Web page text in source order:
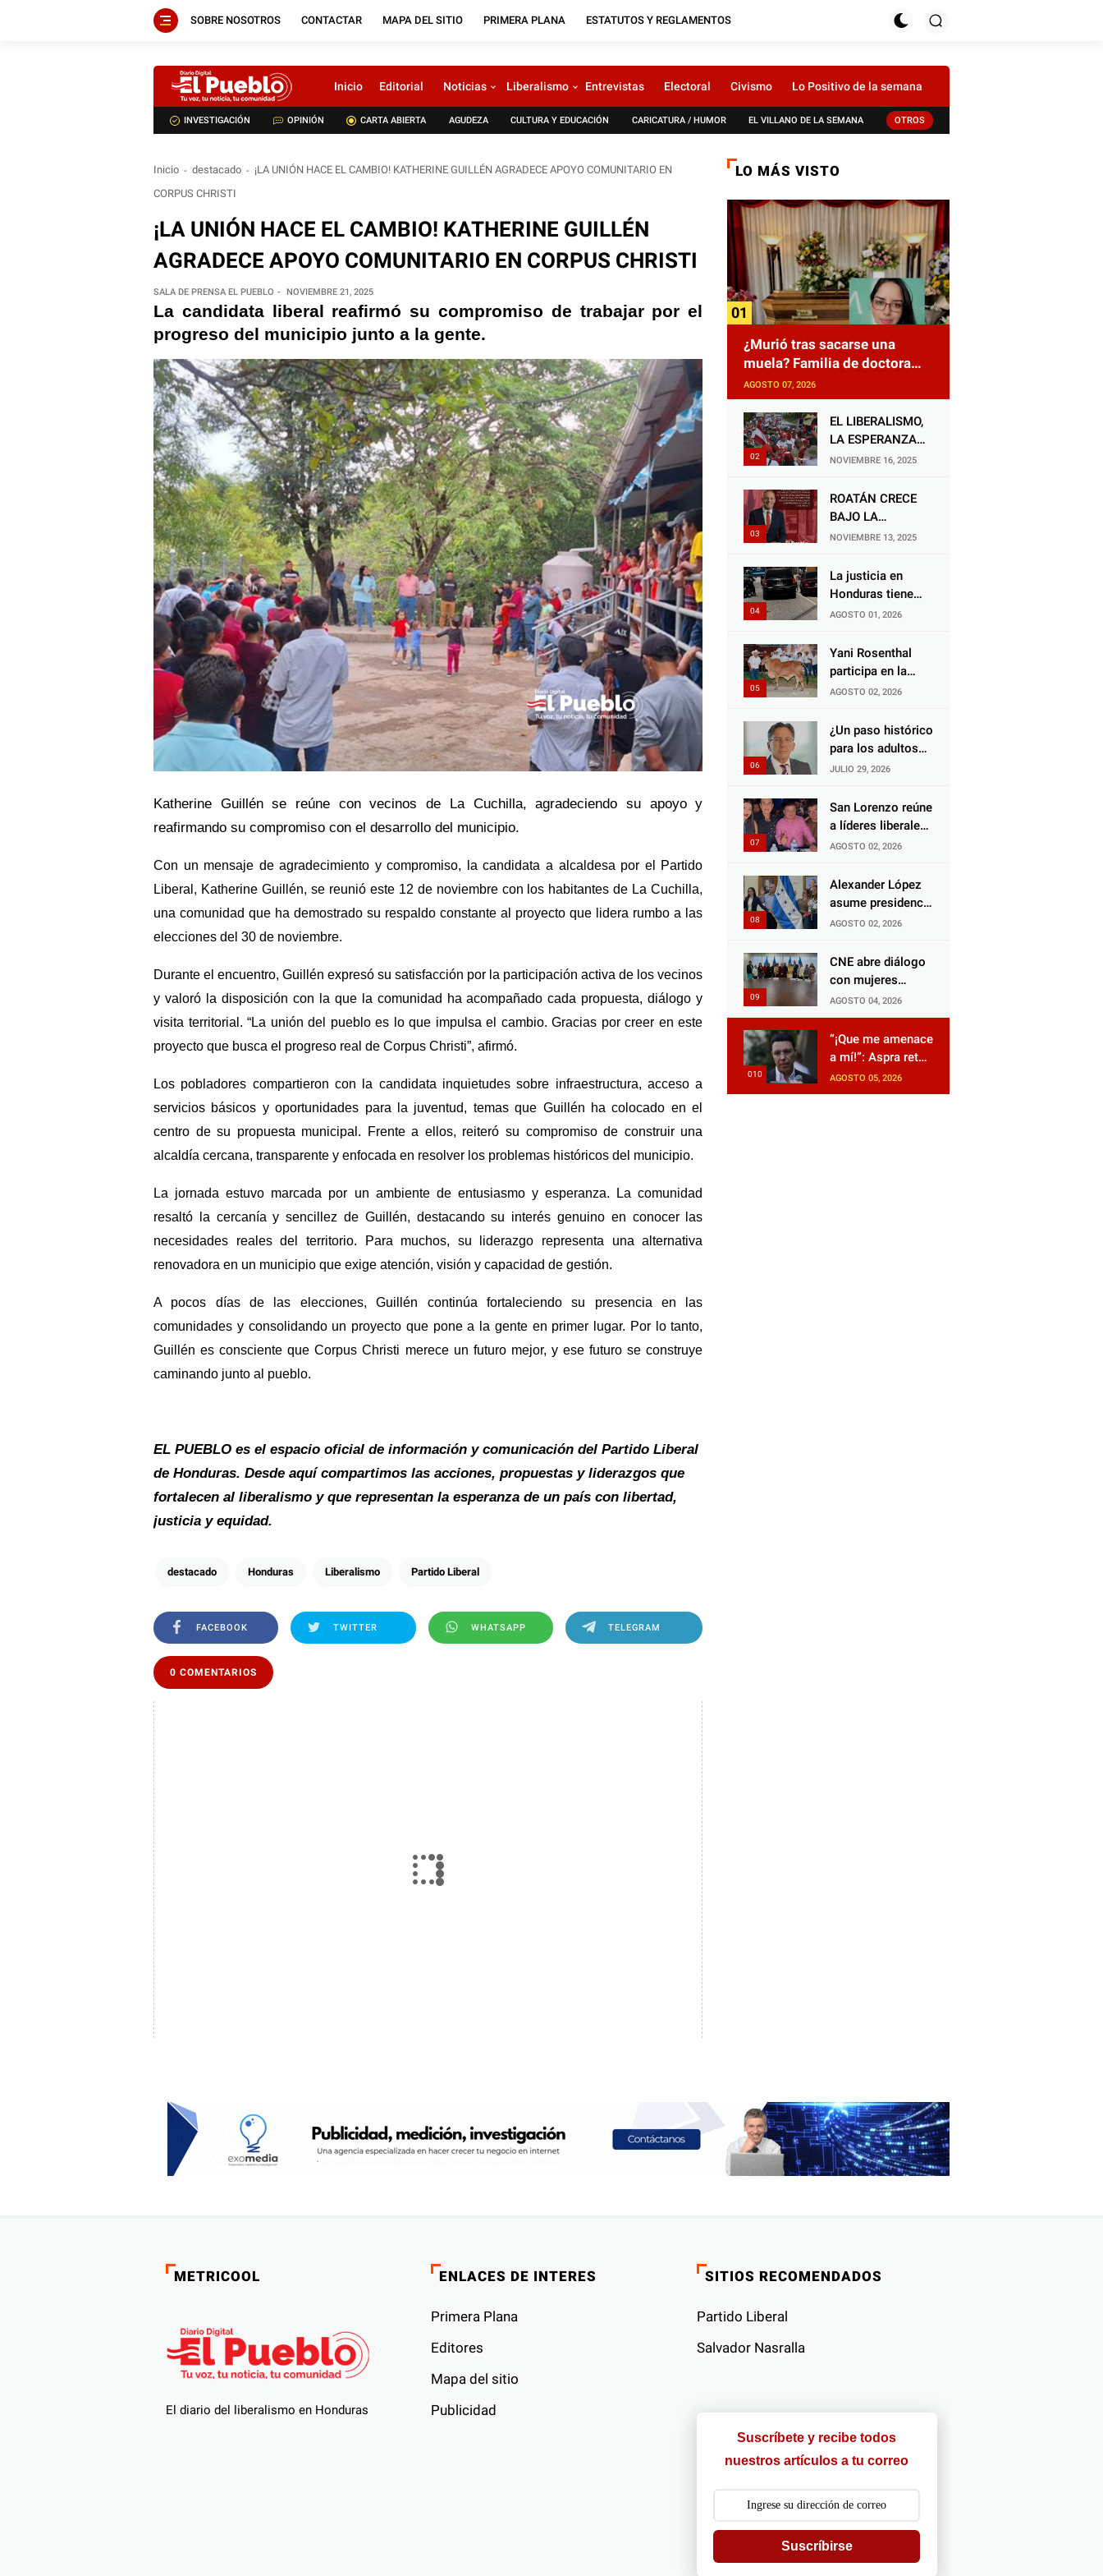
SOBRE NOSOTROS CONTACTAR MAPA DEL SITIO PRIMERA PLANA ESTATUTOS Y REGLAMENTOS
Inicio Editorial Noticias Liberalismo Entrevistas Electoral Civismo Lo Positivo de la semana
INVESTIGACIÓN OPINIÓN CARTA ABIERTA AGUDEZA CULTURA Y EDUCACIÓN CARICATURA / HUMOR EL VILLANO DE LA SEMANA OTROS
Inicio destacado
¡LA UNIÓN HACE EL CAMBIO! KATHERINE GUILLÉN AGRADECE APOYO COMUNITARIO EN
CORPUS CHRISTI
¡LA UNIÓN HACE EL CAMBIO! KATHERINE GUILLÉN
AGRADECE APOYO COMUNITARIO EN CORPUS CHRISTI
SALA DE PRENSA EL PUEBLO NOVIEMBRE 21, 2025
La candidata liberal reafirmó su compromiso de trabajar por el
progreso del municipio junto a la gente.
Katherine Guillén se reúne con vecinos de La Cuchilla, agradeciendo su apoyo y
reafirmando su compromiso con el desarrollo del municipio.
Con un mensaje de agradecimiento y compromiso, la candidata a alcaldesa por el Partido
Liberal, Katherine Guillén, se reunió este 12 de noviembre con los habitantes de La Cuchilla,
una comunidad que ha demostrado su respaldo constante al proyecto que lidera rumbo a las
elecciones del 30 de noviembre.
Durante el encuentro, Guillén expresó su satisfacción por la participación activa de los vecinos
y valoró la disposición con la que la comunidad ha acompañado cada propuesta, diálogo y
visita territorial. “La unión del pueblo es lo que impulsa el cambio. Gracias por creer en este
proyecto que busca el progreso real de Corpus Christi”, afirmó.
Los pobladores compartieron con la candidata inquietudes sobre infraestructura, acceso a
servicios básicos y oportunidades para la juventud, temas que Guillén ha colocado en el
centro de su propuesta municipal. Frente a ellos, reiteró su compromiso de construir una
alcaldía cercana, transparente y enfocada en resolver los problemas históricos del municipio.
La jornada estuvo marcada por un ambiente de entusiasmo y esperanza. La comunidad
resaltó la cercanía y sencillez de Guillén, destacando su interés genuino en conocer las
necesidades reales del territorio. Para muchos, su liderazgo representa una alternativa
renovadora en un municipio que exige atención, visión y capacidad de gestión.
A pocos días de las elecciones, Guillén continúa fortaleciendo su presencia en las
comunidades y consolidando un proyecto que pone a la gente en primer lugar. Por lo tanto,
Guillén es consciente que Corpus Christi merece un futuro mejor, y ese futuro se construye
caminando junto al pueblo.
EL PUEBLO es el espacio oficial de información y comunicación del Partido Liberal
de Honduras. Desde aquí compartimos las acciones, propuestas y liderazgos que
fortalecen al liberalismo y que representan la esperanza de un país con libertad,
justicia y equidad.
destacado Honduras Liberalismo Partido Liberal
FACEBOOK TWITTER WHATSAPP TELEGRAM
0 COMENTARIOS
LO MÁS VISTO
¿Murió tras sacarse una
muela? Familia de doctora
exige justicia por presunta
mala práctica odontológica
AGOSTO 07, 2026
EL LIBERALISMO,
LA ESPERANZA
QUE RENACE
NOVIEMBRE 16, 2025
ROATÁN CRECE
BAJO LA
ALCALDÍA DE RON
GESTOR ALIADO
DE LA
NOVIEMBRE 13, 2025
La justicia en
Honduras tiene
una deuda
animales, y
negarse a castigar
Choloma es
consolidar un
Estado que
y abandona al
inocente.
AGOSTO 01, 2026
Yani Rosenthal
participa en la
Feria Nacional
2026
AGOSTO 02, 2026
¿Un paso histórico
para los adultos
mayores?
impulsada por el
diputado Salomón
Honduras
JULIO 29, 2026
San Lorenzo reúne
a líderes liberales
en jornada de
unidad
AGOSTO 02, 2026
Alexander López
asume presidencia
del Consejo
de El Progreso
para el Censo
AGOSTO 02, 2026
CNE abre diálogo
con mujeres
políticas para
impulsar reformas
electorales
AGOSTO 04, 2026
“¡Que me amenace
a mí!”: Aspra reta
a JOH y exige que
siga tras las rejas
AGOSTO 05, 2026
METRICOOL
El diario del liberalismo en Honduras
ENLACES DE INTERES
Primera Plana
Editores
Mapa del sitio
Publicidad
SITIOS RECOMENDADOS
Partido Liberal
Salvador Nasralla
Suscríbete y recibe todos
nuestros artículos a tu correo
Suscríbirse